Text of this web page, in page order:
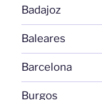
Badajoz
Baleares
Barcelona
Burgos